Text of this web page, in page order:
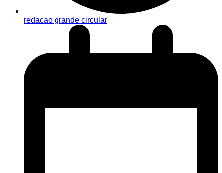
redacao grande circular